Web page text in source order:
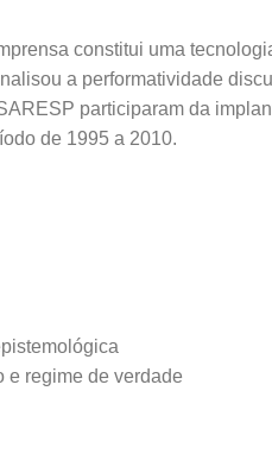
constitui uma
a performatividade
participaram da
de 1995 a 2010.
e regime de verdade